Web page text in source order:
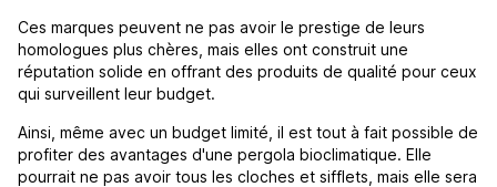
Ces marques peuvent ne pas avoir le prestige de leurs
homologues plus chères, mais elles ont construit une
réputation solide en offrant des produits de qualité pour ceux
qui surveillent leur budget.
Ainsi, même avec un budget limité, il est tout à fait possible de
profiter des avantages d'une pergola bioclimatique. Elle
pourrait ne pas avoir tous les cloches et sifflets, mais elle sera